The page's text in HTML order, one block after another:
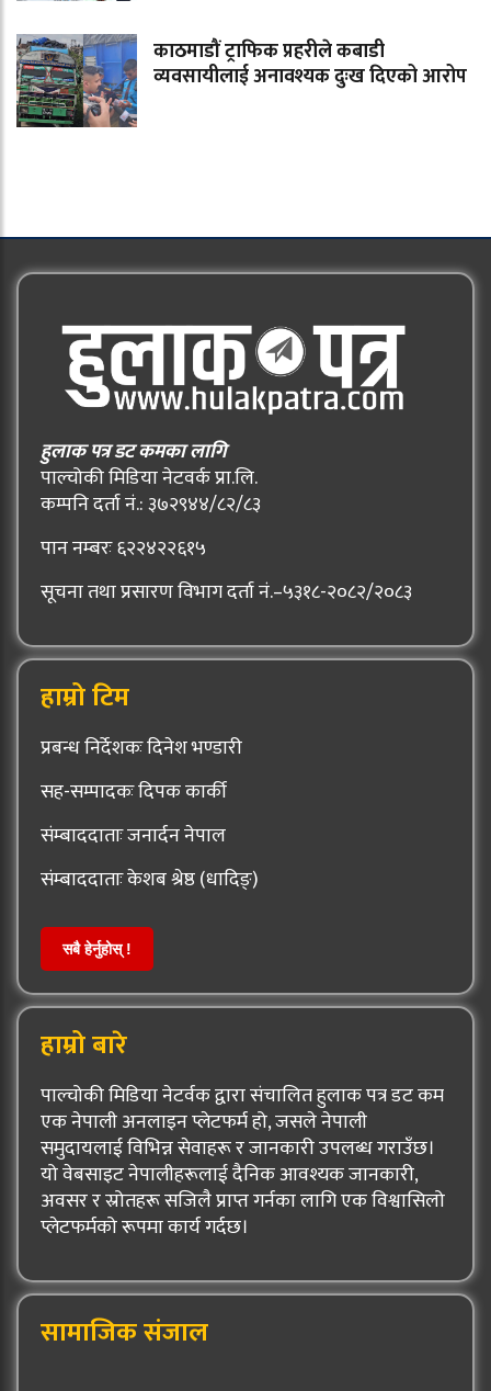
काठमाडौं ट्राफिक प्रहरीले कबाडी
व्यवसायीलाई अनावश्यक दुःख दिएको आरोप
हुलाक पत्र डट कमका लागि
पाल्चोकी मिडिया नेटवर्क प्रा.लि.
कम्पनि दर्ता नं.: ३७२९४४/८२/८३
पान नम्बरः ६२२४२२६१५
सूचना तथा प्रसारण विभाग दर्ता नं.–५३१८-२०८२/२०८३
हाम्रो टिम
प्रबन्ध निर्देशकः दिनेश भण्डारी
सह-सम्पादकः दिपक कार्की
संम्बाददाताः जनार्दन नेपाल
संम्बाददाताः केशब श्रेष्ठ (धादिङ्)
सबै हेर्नुहोस् !
हाम्रो बारे
पाल्चोकी मिडिया नेटर्वक द्वारा संचालित हुलाक पत्र डट कम
एक नेपाली अनलाइन प्लेटफर्म हो, जसले नेपाली
समुदायलाई विभिन्न सेवाहरू र जानकारी उपलब्ध गराउँछ।
यो वेबसाइट नेपालीहरूलाई दैनिक आवश्यक जानकारी,
अवसर र स्रोतहरू सजिलै प्राप्त गर्नका लागि एक विश्वासिलो
प्लेटफर्मको रूपमा कार्य गर्दछ।
सामाजिक संजाल